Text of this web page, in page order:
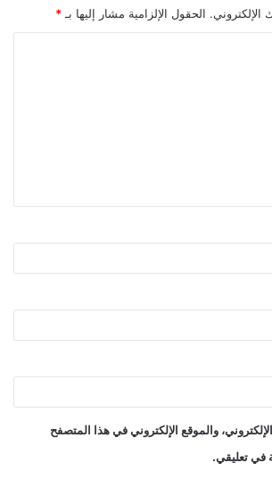
الحقول الإلزامية مشار إليها بـ *
والموقع الإلكتروني في هذا المتصفح
في تعليقي.